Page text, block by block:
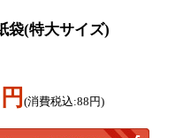
袋(特大サイズ)
(消費税込:88円)